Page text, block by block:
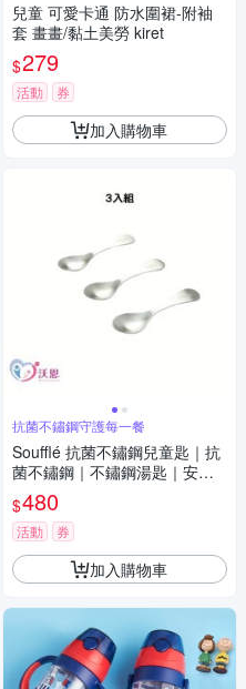
兒童 可愛卡通 防水圍裙-附袖
套 畫畫/黏土美勞 kiret
$279
活動 券
加入購物車
抗菌不鏽鋼守護每一餐
Soufflé 抗菌不鏽鋼兒童匙｜抗
菌不鏽鋼｜不鏽鋼湯匙｜安心
使用|三入組
$480
活動 券
加入購物車